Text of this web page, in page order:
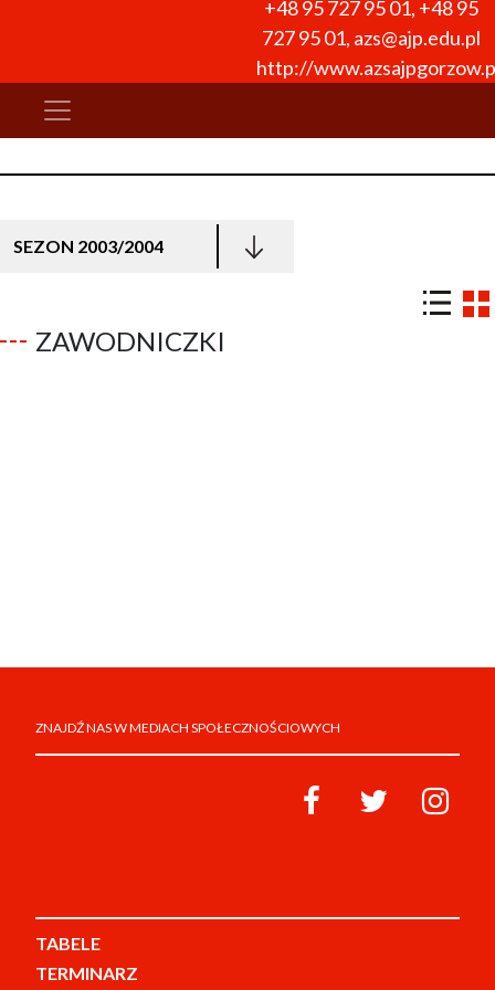
+48 95 727 95 01, +48 95
727 95 01, azs@ajp.edu.pl
http://
SEZON 2003/2004
ZAWODNICZKI
ZNAJDŹ NAS W MEDIACH SPOŁECZNOŚCIOWYCH
TABELE
TERMINARZ